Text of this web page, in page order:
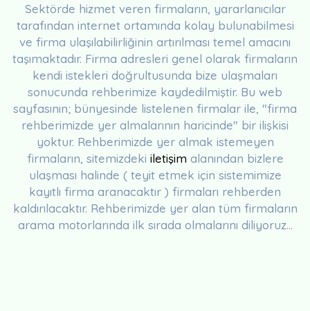
Sektörde hizmet veren firmaların, yararlanıcılar
tarafından internet ortamında kolay bulunabilmesi
ve firma ulaşılabilirliğinin artırılması temel amacını
taşımaktadır. Firma adresleri genel olarak firmaların
kendi istekleri doğrultusunda bize ulaşmaları
sonucunda rehberimize kaydedilmiştir. Bu web
sayfasının; bünyesinde listelenen firmalar ile, "firma
rehberimizde yer almalarının haricinde" bir ilişkisi
yoktur. Rehberimizde yer almak istemeyen
firmaların, sitemizdeki iletişim alanından bizlere
ulaşması halinde ( teyit etmek için sistemimize
kayıtlı firma aranacaktır ) firmaları rehberden
kaldırılacaktır. Rehberimizde yer alan tüm firmaların
arama motorlarında ilk sırada olmalarını diliyoruz...